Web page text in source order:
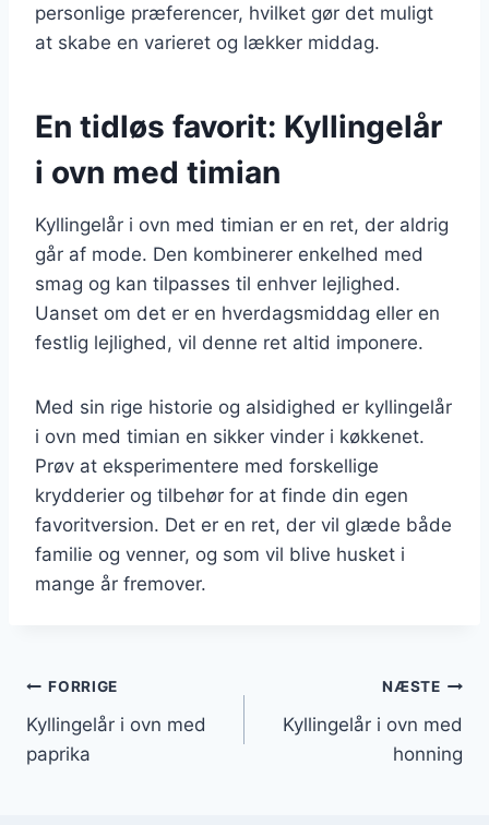
personlige præferencer, hvilket gør det muligt
at skabe en varieret og lækker middag.
En tidløs favorit: Kyllingelår
i ovn med timian
Kyllingelår i ovn med timian er en ret, der aldrig
går af mode. Den kombinerer enkelhed med
smag og kan tilpasses til enhver lejlighed.
Uanset om det er en hverdagsmiddag eller en
festlig lejlighed, vil denne ret altid imponere.
Med sin rige historie og alsidighed er kyllingelår
i ovn med timian en sikker vinder i køkkenet.
Prøv at eksperimentere med forskellige
krydderier og tilbehør for at finde din egen
favoritversion. Det er en ret, der vil glæde både
familie og venner, og som vil blive husket i
mange år fremover.
Indlægsnavigation
FORRIGE
Kyllingelår i ovn med
paprika
NÆSTE
Kyllingelår i ovn med
honning